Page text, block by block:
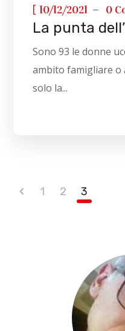
[10/12/2021 0
La punta
Sono 93 le donne
ambito famigliare o
solo la...
1 2 3